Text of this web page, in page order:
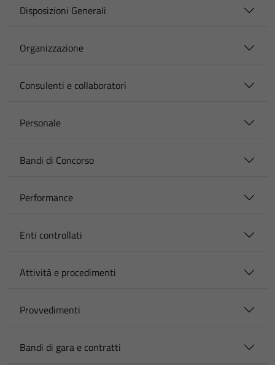
Disposizioni Generali
Organizzazione
Consulenti e collaboratori
Personale
Bandi di Concorso
Performance
Enti controllati
Attività e procedimenti
Provvedimenti
Bandi di gara e contratti